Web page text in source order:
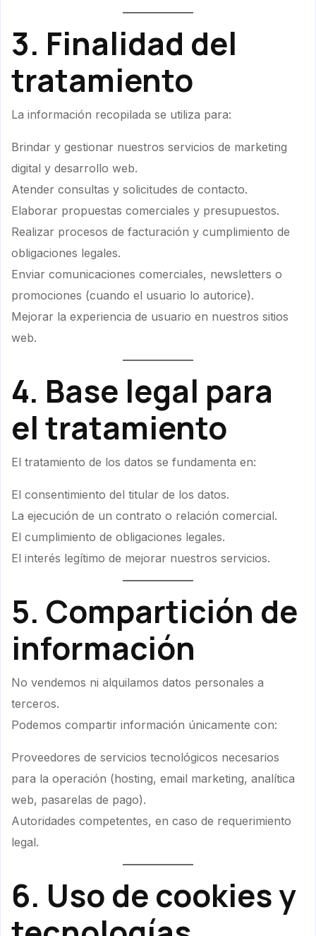
3. Finalidad del
tratamiento
La información recopilada se utiliza para:
Brindar y gestionar nuestros servicios de marketing
digital y desarrollo web.
Atender consultas y solicitudes de contacto.
Elaborar propuestas comerciales y presupuestos.
Realizar procesos de facturación y cumplimiento de
obligaciones legales.
Enviar comunicaciones comerciales, newsletters o
promociones (cuando el usuario lo autorice).
Mejorar la experiencia de usuario en nuestros sitios
web.
4. Base legal para
el tratamiento
El tratamiento de los datos se fundamenta en:
El consentimiento del titular de los datos.
La ejecución de un contrato o relación comercial.
El cumplimiento de obligaciones legales.
El interés legítimo de mejorar nuestros servicios.
5. Compartición de
información
No vendemos ni alquilamos datos personales a
terceros.
Podemos compartir información únicamente con:
Proveedores de servicios tecnológicos necesarios
para la operación (hosting, email marketing, analítica
web, pasarelas de pago).
Autoridades competentes, en caso de requerimiento
legal.
6. Uso de cookies y